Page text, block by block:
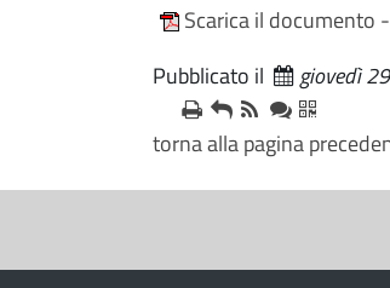
Scarica il documento
Pubblicato il giovedì
torna alla pagina
e